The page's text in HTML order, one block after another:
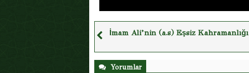
İmam Ali’nin (a.s) Eşsiz Kahramanlığı
Yorumlar